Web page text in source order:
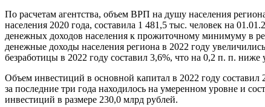
По расчетам агентства, объем ВРП на душу населения
населения 2020 года, составила 1 481,5 тыс. человек на
денежных доходов населения к прожиточному минимуму в
денежные доходы населения региона в 2022 году
безработицы в 2022 году составил 3,6%, что на 0,2 п. п.
Объем инвестиций в основной капитал в 2022 году
за последние три года находилось на умеренном уровне и
инвестиций в размере 230,0 млрд рублей.